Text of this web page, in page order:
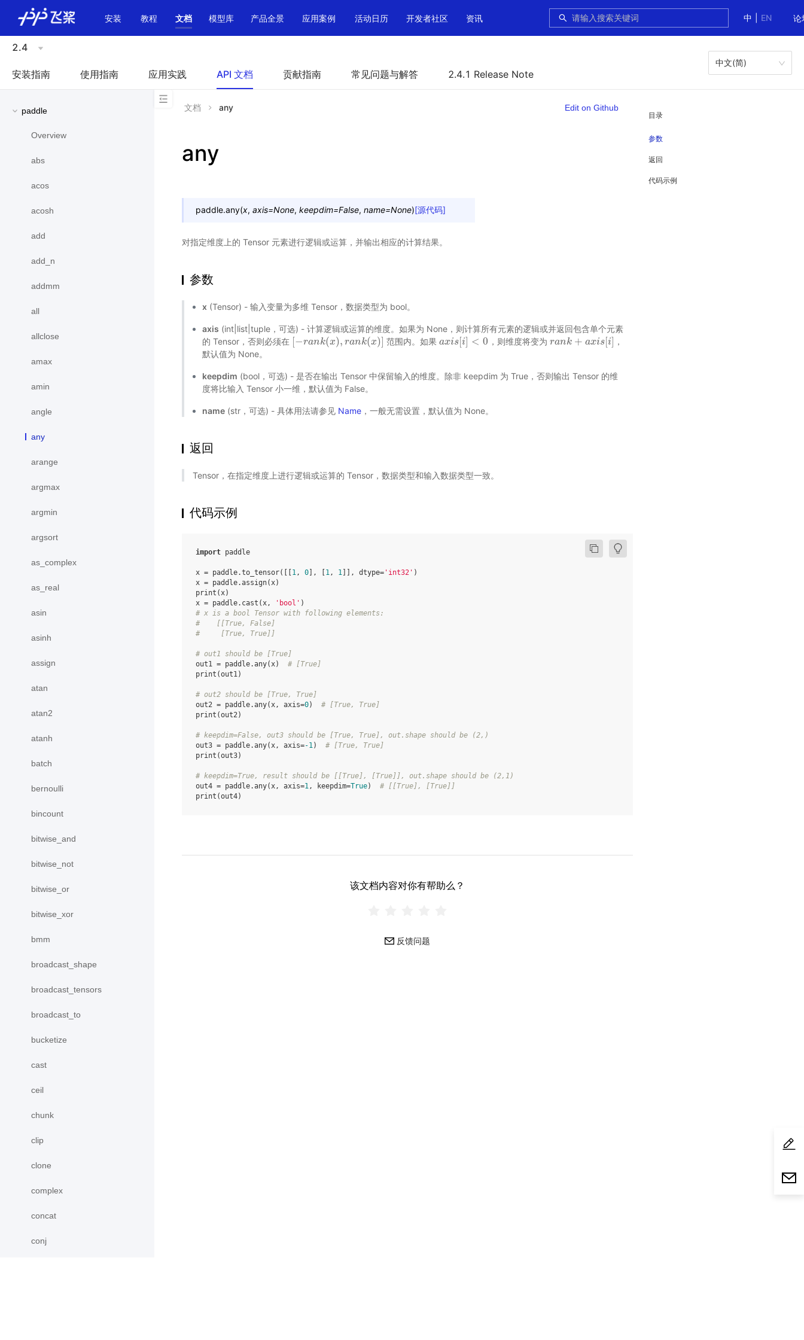
中
EN 论
安装 教程 文档 模型库 产品全景 应用案例 活动日历 开发者社区 资讯
2.4
安装指南 使用指南 应用实践 API 文档 贡献指南 常见问题与解答 2.4.1 Release Note
中文(简)
paddle
Overview
abs
acos
acosh
add
add_n
addmm
all
allclose
amax
amin
angle
any
arange
argmax
argmin
argsort
as_complex
as_real
asin
asinh
assign
atan
atan2
atanh
batch
bernoulli
bincount
bitwise_and
bitwise_not
bitwise_or
bitwise_xor
bmm
broadcast_shape
broadcast_tensors
broadcast_to
bucketize
cast
ceil
chunk
clip
clone
complex
concat
conj
目录
参数
返回
代码示例
文档 any Edit on Github
any
paddle.any(x, axis=None, keepdim=False, name=None)[源代码]
对指定维度上的 Tensor 元素进行逻辑或运算，并输出相应的计算结果。
参数
x (Tensor) - 输入变量为多维 Tensor，数据类型为 bool。
axis (int|list|tuple，可选) - 计算逻辑或运算的维度。如果为 None，则计算所有元素的逻辑或并返回包含单个元素
的 Tensor，否则必须在 [−rank(x), rank(x)]
−rank(x),ran k(x)] 范围内。如果axis[i] < 0
axis[i ]< 0 ，则维度将变为 rank + axis[i]
rank+axi s[i]
，
默认值为 None。
keepdim (bool，可选) - 是否在输出 Tensor 中保留输入的维度。除非 keepdim 为 True，否则输出 Tensor 的维
度将比输入 Tensor 小一维，默认值为 False。
name (str，可选) - 具体用法请参见 Name ，一般无需设置，默认值为 None。
返回
Tensor，在指定维度上进行逻辑或运算的 Tensor，数据类型和输入数据类型一致。
代码示例
import paddle
x = paddle.to_tensor([[ 1, 0 ], 1, 1 ]], dtype= 'int32' )
x = paddle.assign(x)
print (x)
x = paddle. cast (x, 'bool' )
# x is a bool Tensor with following elements:
#    [[True, False]
#     [True, True]]
# out1 should be [True]
out1 = paddle.any(x)
# [True]
print (out1)
# out2 should be [True, True]
out2 = paddle.any(x, axis=0)
# [True, True]
print (out2)
# keepdim=False, out3 should be [True, True], out.shape should be (2,)
out3 = paddle.any(x, axis=-1)
# [True, True]
print (out3)
# keepdim=True, result should be [[True], [True]], out.shape should be (2,1)
out4 = paddle.any(x, axis=1, keepdim=True)
# [[True], [True]]
print (out4)
该文档内容对你有帮助么？
反馈问题